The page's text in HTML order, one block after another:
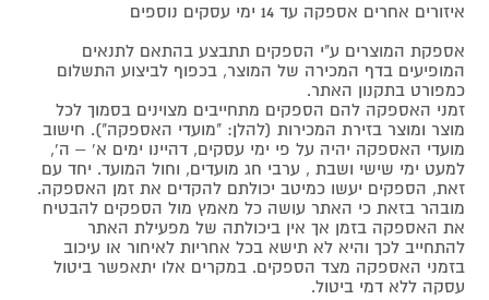
איזורים אחרים אספקה עד 14 ימי עסקים נוספים
אספקת המוצרים ע"י הספקים תתבצע בהתאם לתנאים
המופיעים בדף המכירה של המוצר, בכפוף לביצוע התשלום
כמפורט בתקנון האתר.
זמני האספקה להם הספקים מתחייבים מצוינים בסמוך לכל
מוצר ומוצר בזירת המכירות (להלן: "מועדי האספקה"). חישוב
מועדי האספקה יהיה על פי ימי עסקים, דהיינו ימים א' – ה',
למעט ימי שישי ושבת , ערבי חג מועדים, וחול המועד. יחד עם
זאת, הספקים יעשו כמיטב יכולתם להקדים את זמן האספקה.
מובהר בזאת כי האתר עושה כל מאמץ מול הספקים להבטיח
את האספקה בזמן אך אין ביכולתה של מפעילת האתר
להתחייב לכך והיא לא תישא בכל אחריות לאיחור או עיכוב
בזמני האספקה מצד הספקים. במקרים אלו יתאפשר ביטול
עסקה ללא דמי ביטול.